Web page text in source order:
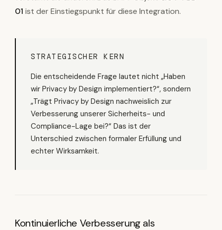
01 ist der Einstiegspunkt für diese Integration.
STRATEGISCHER KERN
Die entscheidende Frage lautet nicht „Haben
wir Privacy by Design implementiert?“, sondern
„Trägt Privacy by Design nachweislich zur
Verbesserung unserer Sicherheits- und
Compliance-Lage bei?“ Das ist der
Unterschied zwischen formaler Erfüllung und
echter Wirksamkeit.
Kontinuierliche Verbesserung als